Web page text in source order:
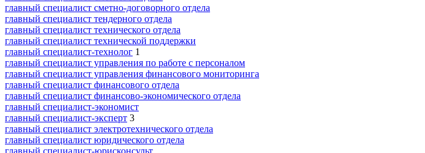
главный специалист сметно-договорного отдела
главный специалист тендерного отдела
главный специалист технического отдела
главный специалист технической поддержки
главный специалист-технолог 1
главный специалист управления по работе с персоналом
главный специалист управления финансового мониторинга
главный специалист финансового отдела
главный специалист финансово-экономического отдела
главный специалист-экономист
главный специалист-эксперт 3
главный специалист электротехнического отдела
главный специалист юридического отдела
главный специалист-юрисконсульт